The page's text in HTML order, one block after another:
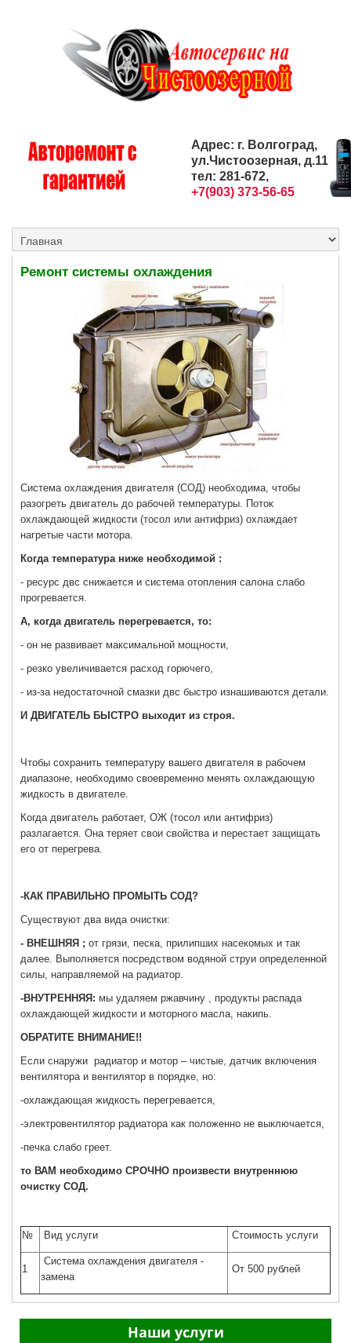
Адрес: г. Волгоград,
ул.Чистоозерная, д.11
тел: 281-672,
+7(903) 373-56-65
Ремонт системы охлаждения
Система охлаждения двигателя (СОД) необходима, чтобы
разогреть двигатель до рабочей температуры. Поток
охлаждающей жидкости (тосол или антифриз) охлаждает
нагретые части мотора.
Когда температура ниже необходимой :
- ресурс двс снижается и система отопления салона слабо
прогревается.
А, когда двигатель перегревается, то:
- он не развивает максимальной мощности,
- резко увеличивается расход горючего,
- из-за недостаточной смазки двс быстро изнашиваются детали.
И ДВИГАТЕЛЬ БЫСТРО выходит из строя.
Чтобы сохранить температуру вашего двигателя в рабочем
диапазоне, необходимо своевременно менять охлаждающую
жидкость в двигателе.
Когда двигатель работает, ОЖ (тосол или антифриз)
разлагается. Она теряет свои свойства и перестает защищать
его от перегрева.
-КАК ПРАВИЛЬНО ПРОМЫТЬ СОД?
Существуют два вида очистки:
- ВНЕШНЯЯ ; от грязи, песка, прилипших насекомых и так
далее. Выполняется посредством водяной струи определенной
силы, направляемой на радиатор.
-ВНУТРЕННЯЯ: мы удаляем ржавчину , продукты распада
охлаждающей жидкости и моторного масла, накипь.
ОБРАТИТЕ ВНИМАНИЕ!!
Если снаружи радиатор и мотор – чистые, датчик включения
вентилятора и вентилятор в порядке, но:
-охлаждающая жидкость перегревается,
-электровентилятор радиатора как положенно не выключается,
-печка слабо греет.
то ВАМ необходимо СРОЧНО произвести внутреннюю
очистку СОД.
№ Вид услуги Стоимость услуги
1
Система охлаждения двигателя -
замена
От 500 рублей
Наши услуги